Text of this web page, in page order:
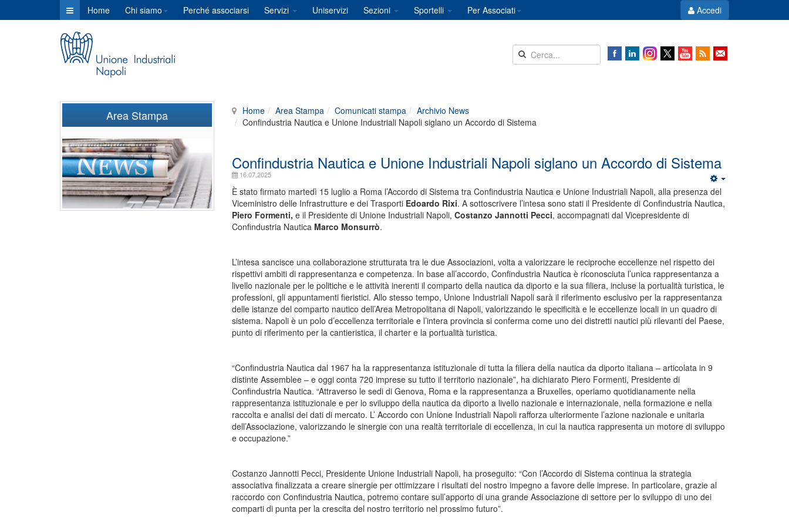
Home Chi siamo Perché associarsi Servizi Uniservizi Sezioni Sportelli Per Associati Accedi
Home Area Stampa Comunicati stampa
Archivio News
Confindustria Nautica e Unione Industriali Napoli siglano un Accordo di Sistema
Confindustria Nautica e Unione Industriali Napoli siglano un Accordo di Sistema
16.07.2025
È stato firmato martedì 15 luglio a Roma l’Accordo di Sistema tra Confindustria Nautica e Unione Industriali Napoli, alla presenza del
Viceministro delle Infrastrutture e dei Trasporti Edoardo Rixi. A sottoscrivere l’intesa sono stati il Presidente di Confindustria Nautica,
Piero Formenti, e il Presidente di Unione Industriali Napoli, Costanzo Jannotti Pecci, accompagnati dal Vicepresidente di
Confindustria Nautica Marco Monsurrò.
L’intesa sancisce una collaborazione strutturata tra le due Associazioni, volta a valorizzare le reciproche eccellenze nel rispetto dei
rispettivi ambiti di rappresentanza e competenza. In base all’accordo, Confindustria Nautica è riconosciuta l’unica rappresentanza a
livello nazionale per le politiche e le attività inerenti il comparto della nautica da diporto e la sua filiera, incluse la portualità turistica, le
professioni, gli appuntamenti fieristici. Allo stesso tempo, Unione Industriali Napoli sarà il riferimento esclusivo per la rappresentanza
delle istanze del comparto nautico dell’Area Metropolitana di Napoli, valorizzando le specificità e le eccellenze locali in un quadro di
sistema. Napoli è un polo d’eccellenza territoriale e l’intera provincia si conferma come uno dei distretti nautici più rilevanti del Paese,
punto di riferimento per la cantieristica, il charter e la portualità turistica.
“Confindustria Nautica dal 1967 ha la rappresentanza istituzionale di tutta la filiera della nautica da diporto italiana – articolata in 9
distinte Assemblee – e oggi conta 720 imprese su tutto il territorio nazionale”, ha dichiarato Piero Formenti, Presidente di
Confindustria Nautica. “Attraverso le sedi di Genova, Roma e la rappresentanza a Bruxelles, operiamo quotidianamente nella
rappresentanza istituzionale e per lo sviluppo della nautica da diporto a livello nazionale e internazionale, nella formazione e nella
raccolta e analisi dei dati di mercato. L’ Accordo con Unione Industriali Napoli rafforza ulteriormente l’azione nazionale e unitaria
dell’Associazione, valorizzando le sinergie con una realtà territoriale di eccellenza, in cui la nautica rappresenta un motore di sviluppo
e occupazione.”
Costanzo Jannotti Pecci, Presidente Unione Industriali Napoli, ha proseguito: “Con l’Accordo di Sistema continua la strategia
associativa finalizzata a creare sinergie per ottimizzare i risultati del nostro impegno a favore delle imprese. In particolare, grazie al
raccordo con Confindustria Nautica, potremo contare sull’apporto di una grande Associazione di settore per lo sviluppo di uno dei
comparti di punta per la crescita del nostro territorio nel prossimo futuro”.
Area Stampa